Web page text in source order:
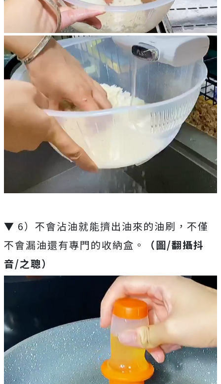
▼ 6）不會沾油就能擠出油來的油刷，不僅
不會漏油還有專門的收納盒。
（圖/翻攝抖
音/之聰）